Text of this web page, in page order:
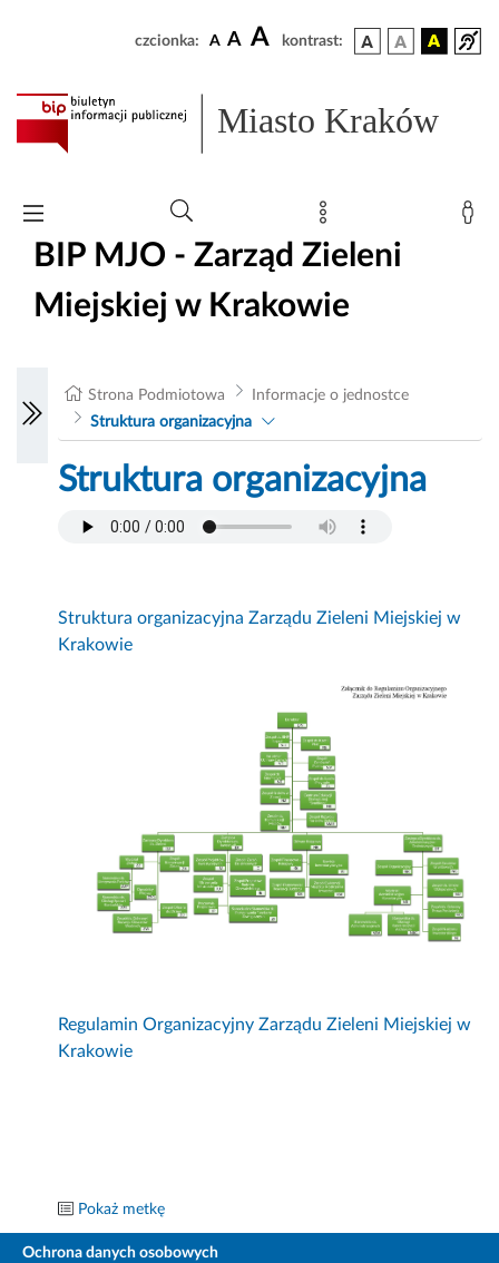
czcionka: A A A kontrast:
Miasto Kraków
BIP MJO - Zarząd Zieleni
Miejskiej w Krakowie
Strona Podmiotowa
Informacje o jednostce
Struktura organizacyjna
Struktura organizacyjna
Struktura organizacyjna Zarządu Zieleni Miejskiej w
Krakowie
Regulamin Organizacyjny Zarządu Zieleni Miejskiej w
Krakowie
Pokaż metkę
Ochrona danych osobowych